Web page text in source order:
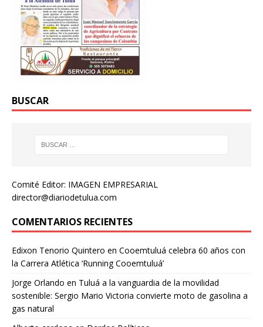
BUSCAR
Comité Editor: IMAGEN EMPRESARIAL
director@diariodetulua.com
COMENTARIOS RECIENTES
Edixon Tenorio Quintero en Cooemtuluá celebra 60 años con
la Carrera Atlética ‘Running Cooemtuluá’
Jorge Orlando en Tuluá a la vanguardia de la movilidad
sostenible: Sergio Mario Victoria convierte moto de gasolina a
gas natural